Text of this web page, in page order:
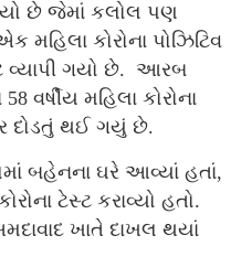
છે જેમાં કલોલ પણ
મહિલા કોરોના પોઝિટિવ
વ્યાપી ગયો છે. આરબ
વર્ષીય મહિલા કોરોના
દોડતું થઈ ગયું છે.
બહેનના ઘરે આવ્યાં હતાં,
ટેસ્ટ કરાવ્યો હતો.
ખાતે દાખલ થયાં